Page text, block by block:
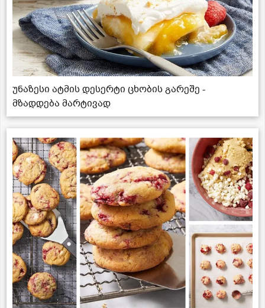
უნაზესი ატმის დესერტი ცხობის გარეშე -
მზადდება მარტივად